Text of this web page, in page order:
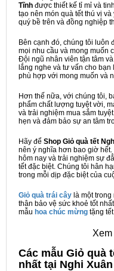
Tĩnh được thiết kế tỉ mỉ và
tạo nên món quà tết thú vị
quý bề trên và đồng nghiệp
Bên cạnh đó, chúng tôi luôn
mọi nhu cầu và mong muốn
Đội ngũ nhân viên tận tâm
lắng nghe và tư vấn cho
phù hợp với mong muốn và
Hơn thế nữa, với chúng tôi,
phẩm chất lượng tuyệt vời,
và trải nghiệm mua sắm
hẹn và đảm bảo sự an tâm
Hãy để Shop Giỏ quà tết
nên ý nghĩa hơn bao giờ
hôm nay và trải nghiệm sự
tết đặc biệt. Chúng tôi hân
trong mỗi dịp đặc biệt của
Giỏ quà trái cây là một
thân bảo vệ sức khoẻ tốt
mẫu hoa chúc mừng tặng tết
Xem
Các mẫu Giỏ quà
nhất tại Nghi